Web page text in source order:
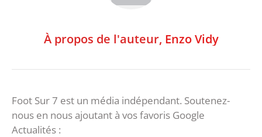
À propos de l'auteur, Enzo Vidy
Foot Sur 7 est un média indépendant. Soutenez-
nous en nous ajoutant à vos favoris Google
Actualités :